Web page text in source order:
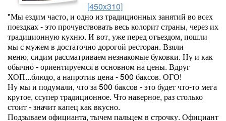
[450x310]
"Мы ездим часто, и одно из традиционных занятий во всех
поездках - это прочувствовать весь колорит страны, через их
традиционную кухню. И вот, уже перед отъездом, пошли
мы с мужем в достаточно дорогой ресторан. Взяли
меню, сидим рассматриваем незнакомые буковки. Ну и как
обычно - ориентируемся в основном на цены. Вдруг
ХОП...блюдо, а напротив цена - 500 баксов. ОГО!
Ну мы и подумали, что за 500 баксов - это будет что-то мега
крутое, ссупер традиционное. Что наверное, раз столько
стоит - значит капец как вкусно.
Подзываем официанта, тычем пальцем в строчку. Официант